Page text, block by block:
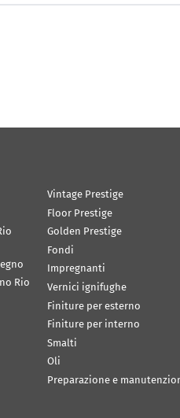
Rio
Vintage Prestige
Floor Prestige
Golden Prestige
Fondi
Impregnanti
Vernici ignifughe
Finiture per esterno
Finiture per interno
Smalti
Oli
Preparazione e